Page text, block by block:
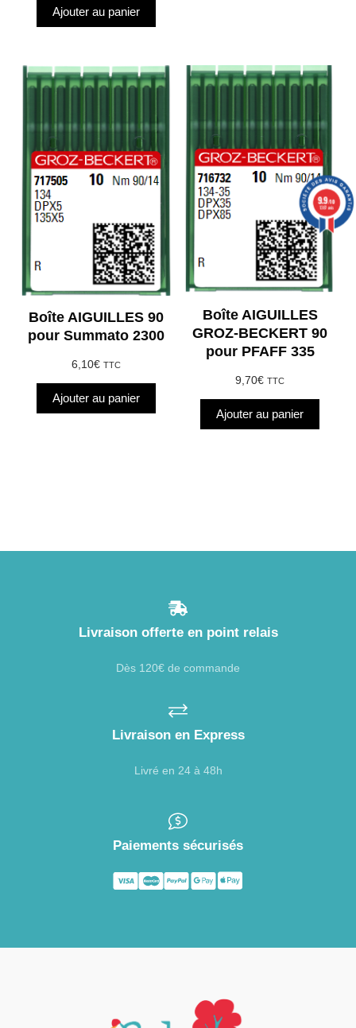
Ajouter au panier
Boîte AIGUILLES 90
pour Summato 2300
6,10€ TTC
Ajouter au panier
Boîte AIGUILLES
GROZ-BECKERT 90
pour PFAFF 335
9,70€ TTC
Ajouter au panier
Livraison offerte en point relais
Dès 120€ de commande
Livraison en Express
Livré en 24 à 48h
Paiements sécurisés
9.9/10
1387 avis